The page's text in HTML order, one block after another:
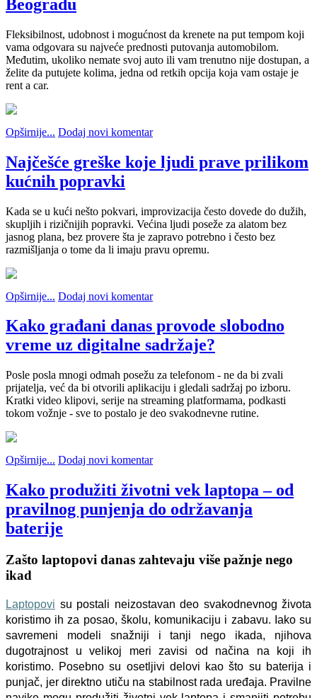
Beogradu
Fleksibilnost, udobnost i mogućnost da krenete na put tempom koji
vama odgovara su najveće prednosti putovanja automobilom.
Međutim, ukoliko nemate svoj auto ili vam trenutno nije dostupan, a
želite da putujete kolima, jedna od retkih opcija koja vam ostaje je
rent a car.
Opširnije... Dodaj novi komentar
Najčešće greške koje ljudi prave prilikom
kućnih popravki
Kada se u kući nešto pokvari, improvizacija često dovede do dužih,
skupljih i rizičnijih popravki. Većina ljudi poseže za alatom bez
jasnog plana, bez provere šta je zapravo potrebno i često bez
razmišljanja o tome da li imaju pravu opremu.
Opširnije... Dodaj novi komentar
Kako građani danas provode slobodno
vreme uz digitalne sadržaje?
Posle posla mnogi odmah posežu za telefonom - ne da bi zvali
prijatelja, već da bi otvorili aplikaciju i gledali sadržaj po izboru.
Kratki video klipovi, serije na streaming platformama, podkasti
tokom vožnje - sve to postalo je deo svakodnevne rutine.
Opširnije... Dodaj novi komentar
Kako produžiti životni vek laptopa – od
pravilnog punjenja do održavanja
baterije
Zašto laptopovi danas zahtevaju više pažnje nego
ikad
Laptopovi su postali neizostavan deo svakodnevnog života
koristimo ih za posao, školu, komunikaciju i zabavu. Iako su
savremeni
modeli snažniji i tanji nego ikada, njihova
dugotrajnostuvelikoj merizavisi od načina na koji ih
koristimo. Posebno su osetljivi delovi kao što su baterija i
punjač, jer direktno utiču na stabilnostrada uređaja. Pravilne